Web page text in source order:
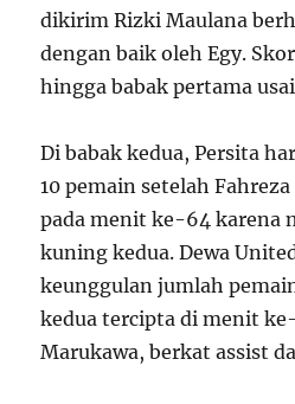
dikirim Rizki Maulana
dengan baik oleh Egy.
hingga babak pertama
Di babak kedua, Persita
10 pemain setelah
pada menit ke-64 karena
kuning kedua. Dewa
keunggulan jumlah
kedua tercipta di menit
Marukawa, berkat assist